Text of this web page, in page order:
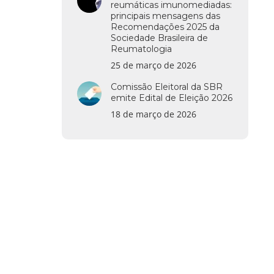
reumáticas imunomediadas:
principais mensagens das
Recomendações 2025 da
Sociedade Brasileira de
Reumatologia
25 de março de 2026
Comissão Eleitoral da SBR
emite Edital de Eleição 2026
18 de março de 2026